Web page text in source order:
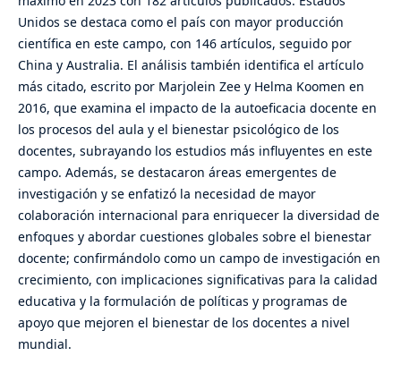
Unidos se destaca como el país con mayor producción
científica en este campo, con 146 artículos, seguido por
China y Australia. El análisis también identifica el artículo
más citado, escrito por Marjolein Zee y Helma Koomen en
2016, que examina el impacto de la autoeficacia docente en
los procesos del aula y el bienestar psicológico de los
docentes, subrayando los estudios más influyentes en este
campo. Además, se destacaron áreas emergentes de
investigación y se enfatizó la necesidad de mayor
colaboración internacional para enriquecer la diversidad de
enfoques y abordar cuestiones globales sobre el bienestar
docente; confirmándolo como un campo de investigación en
crecimiento, con implicaciones significativas para la calidad
educativa y la formulación de políticas y programas de
apoyo que mejoren el bienestar de los docentes a nivel
mundial.